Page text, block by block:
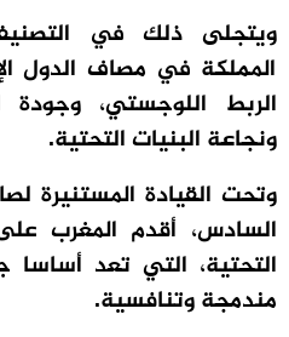
ويتجلى ذلك في
المملكة في مصاف الدول
الربط اللوجستي، وجودة
ونجاعة البنيات التحتية.
وتحت القيادة المستنيرة
السادس، أقدم المغرب
التحتية، التي تعد أساسا
مندمجة وتنافسية.